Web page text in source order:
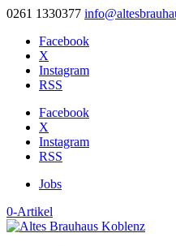
0261 1330377
Facebook
X
Instagram
RSS
Facebook
X
Instagram
RSS
Jobs
0-Artikel